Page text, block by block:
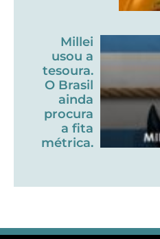
Millei
usou a
tesoura.
O Brasil
ainda
procura
a fita
métrica.